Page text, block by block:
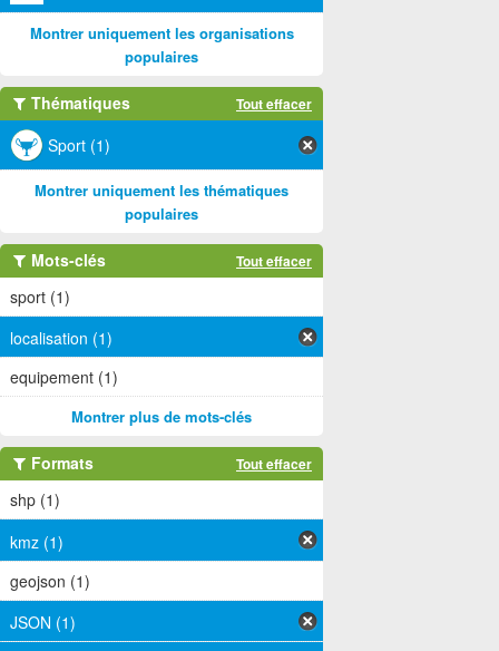
Montrer uniquement les organisations
populaires
Thématiques Tout effacer
Sport (1)
Montrer uniquement les thématiques
populaires
Mots-clés Tout effacer
sport (1)
localisation (1)
equipement (1)
Montrer plus de mots-clés
Formats Tout effacer
shp (1)
kmz (1)
geojson (1)
JSON (1)